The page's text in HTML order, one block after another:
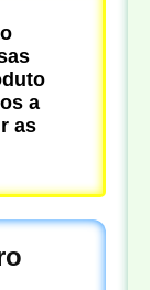
a
as